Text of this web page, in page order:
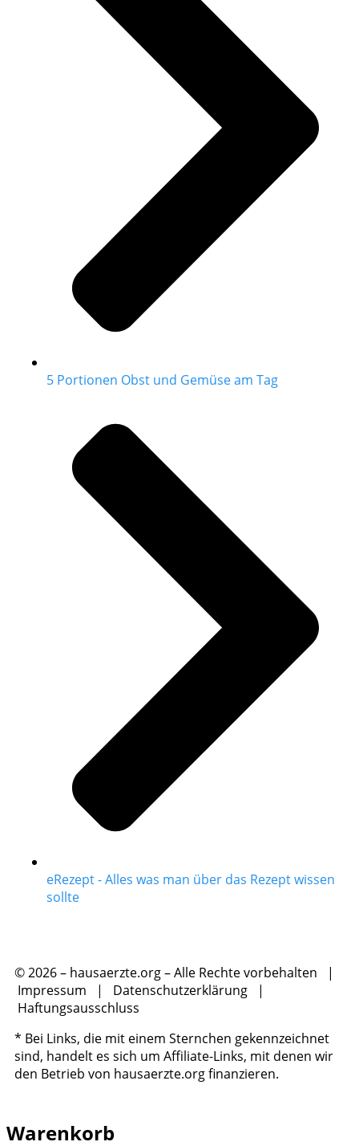
5 Portionen Obst und Gemüse am Tag
eRezept - Alles was man über das Rezept wissen
sollte
© 2026 – hausaerzte.org – Alle Rechte vorbehalten |
Impressum | Datenschutzerklärung |
Haftungsausschluss
* Bei Links, die mit einem Sternchen gekennzeichnet
sind, handelt es sich um Affiliate-Links, mit denen wir
den Betrieb von hausaerzte.org finanzieren.
Warenkorb